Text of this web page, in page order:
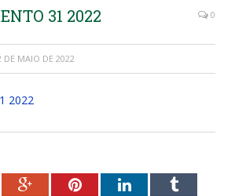
31 2022 0
DE MAIO DE 2022
2022
Google+PinterestLinkedInTumblr